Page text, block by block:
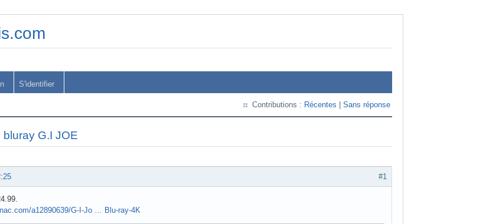
S'identifier
Contributions : Récentes Sans réponse
bluray G.I JOE
#1
a12890639/G-I-Jo … Blu-ray-4K